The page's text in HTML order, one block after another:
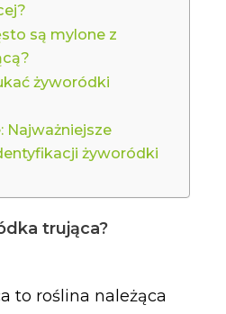
są mylone z
żyworódki
Najważniejsze
żyworódki
trująca?
to roślina należąca